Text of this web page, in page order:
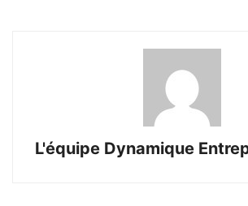
L'équipe Dynamique